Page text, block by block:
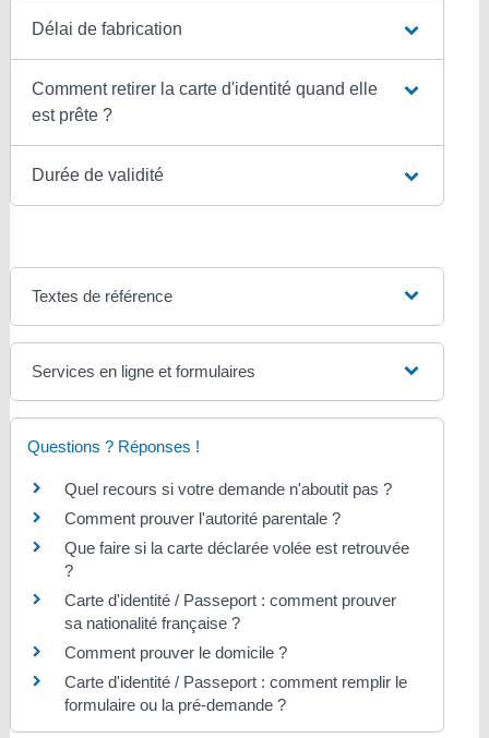
Délai de fabrication
Comment retirer la carte d'identité quand elle
est prête ?
Durée de validité
Textes de référence
Services en ligne et formulaires
Questions ? Réponses !
Quel recours si votre demande n'aboutit pas ?
Comment prouver l'autorité parentale ?
Que faire si la carte déclarée volée est retrouvée
?
Carte d'identité / Passeport : comment prouver
sa nationalité française ?
Comment prouver le domicile ?
Carte d'identité / Passeport : comment remplir le
formulaire ou la pré-demande ?